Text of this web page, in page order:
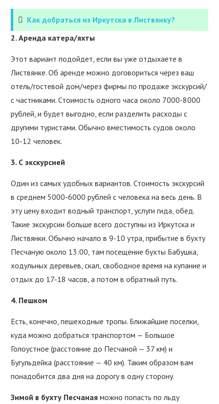
Как добраться из Иркутска в Листвянку?
2. Аренда катера/яхты
Этот вариант подойдет, если вы уже отдыхаете в
Листвянке. Об аренде можно договориться через ваш
отель/гостевой дом/через фирмы по продаже экскурсий/
с частниками. Стоимость одного часа около 7000-8000
рублей, и будет выгодно, если разделить расходы с
другими туристами. Обычно вместимость судов около
10-12 человек.
3. С экскурсией
Один из самых удобных вариантов. Стоимость экскурсий
в среднем 5000-6000 рублей с человека на весь день. В
эту цену входит водный транспорт, услуги гида, обед.
Такие экскурсии больше всего доступны из Иркутска и
Листвянки. Обычно начало в 9-10 утра, прибытие в бухту
Песчаную около 13:00, там посещение бухты Бабушка,
ходульных деревьев, скал, свободное время на купание и
отдых до 17-18 часов, а потом в обратный путь.
4. Пешком
Есть, конечно, пешеходные тропы. Ближайшие поселки,
куда можно добраться транспортом — Большое
Голоустное (расстояние до Песчаной — 37 км) и
Бугульдейка (расстояние — 40 км). Таким образом вам
понадобится два дня на дорогу в одну сторону.
Зимой в бухту Песчаная можно попасть по льду